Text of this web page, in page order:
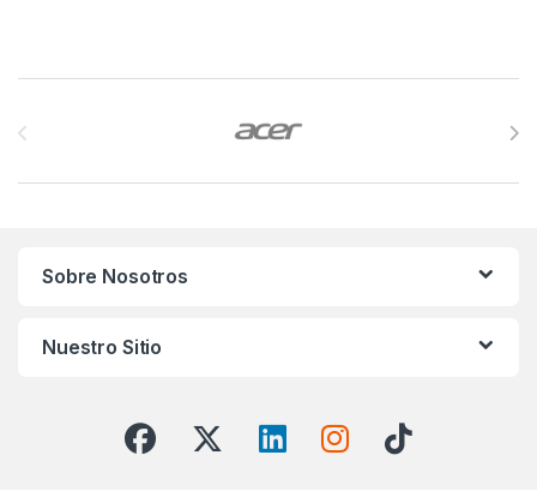
Sobre Nosotros
Nuestro Sitio